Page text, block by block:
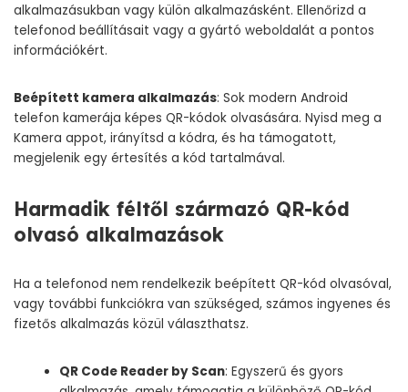
alkalmazásukban vagy külön alkalmazásként. Ellenőrizd a
telefonod beállításait vagy a gyártó weboldalát a pontos
információkért.
Beépített kamera alkalmazás: Sok modern Android
telefon kamerája képes QR-kódok olvasására. Nyisd meg a
Kamera appot, irányítsd a kódra, és ha támogatott,
megjelenik egy értesítés a kód tartalmával.
Harmadik féltől származó QR-kód
olvasó alkalmazások
Ha a telefonod nem rendelkezik beépített QR-kód olvasóval,
vagy további funkciókra van szükséged, számos ingyenes és
fizetős alkalmazás közül választhatsz.
QR Code Reader by Scan: Egyszerű és gyors